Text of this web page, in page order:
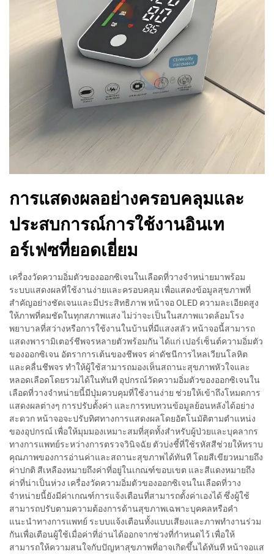
การแสดงผลอย่างครอบคลุมและ
ประสบการณ์การใช้งานอินเท
อร์เฟซที่ยอดเยี่ยม
เครื่องวัดความอิ่มตัวของออกซิเจนในเลือดที่วางจำหน่ายมาพร้อม
ระบบแสดงผลที่ใช้งานง่ายและครอบคลุม เพื่อแสดงข้อมูลสุขภาพที่
สำคัญอย่างชัดเจนและมีประสิทธิภาพ หน้าจอ OLED ความละเอียดสูง
ให้ภาพที่คมชัดในทุกสภาพแสง ไม่ว่าจะเป็นในสภาพแวดล้อมโรง
พยาบาลที่สว่างหรือการใช้งานในบ้านที่มีแสงสลัว หน้าจอนี้สามารถ
แสดงพารามิเตอร์ชีพจรหลายตัวพร้อมกัน ได้แก่ เปอร์เซ็นต์ความอิ่มตัว
ของออกซิเจน อัตราการเต้นของชีพจร ค่าดัชนีการไหลเวียนโลหิต
และคลื่นชีพจร ทำให้ผู้ใช้สามารถมองเห็นสถานะสุขภาพหัวใจและ
หลอดเลือดโดยรวมได้ในทันที อุปกรณ์วัดความอิ่มตัวของออกซิเจนใน
เลือดที่วางจำหน่ายนี้มีปุ่มควบคุมที่ใช้งานง่าย ช่วยให้เข้าถึงโหมดการ
แสดงผลต่างๆ การปรับตั้งค่า และการทบทวนข้อมูลย้อนหลังได้อย่าง
สะดวก หน้าจอจะปรับทิศทางการแสดงผลโดยอัตโนมัติตามตำแหน่ง
ของอุปกรณ์ เพื่อให้มุมมองเหมาะสมที่สุดทั้งสำหรับผู้ป่วยและบุคลากร
ทางการแพทย์ระหว่างการตรวจวินิจฉัย ตัวบ่งชี้ที่ใช้รหัสสีช่วยให้ทราบ
คุณภาพของการอ่านค่าและสถานะสุขภาพได้ทันที โดยสีเขียวหมายถึง
ค่าปกติ สีเหลืองหมายถึงค่าที่อยู่ในเกณฑ์ขอบเขต และสีแดงหมายถึง
ค่าที่น่าเป็นห่วง เครื่องวัดความอิ่มตัวของออกซิเจนในเลือดที่วาง
จำหน่ายนี้ยังมีค่าเกณฑ์การแจ้งเตือนที่สามารถตั้งค่าเองได้ ซึ่งผู้ใช้
สามารถปรับตามความต้องการด้านสุขภาพเฉพาะบุคคลหรือคำ
แนะนำทางการแพทย์ ระบบแจ้งเตือนทั้งแบบเสียงและภาพทำงานร่วม
กันเพื่อเตือนผู้ใช้เมื่อค่าที่อ่านได้ออกจากช่วงที่กำหนดไว้ เพื่อให้
สามารถให้ความสนใจกับปัญหาสุขภาพที่อาจเกิดขึ้นได้ทันที หน้าจอแส